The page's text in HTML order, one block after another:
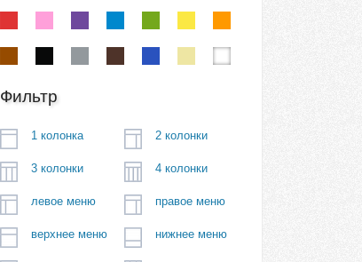
Фильтр
1 колонка 2 колонки
3 колонки 4 колонки
левое меню правое меню
верхнее меню нижнее меню